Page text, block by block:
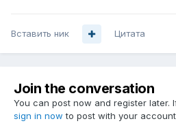
Вставить ник Цитата
Join the conversation
You can post now and register later.
sign in now to post with your